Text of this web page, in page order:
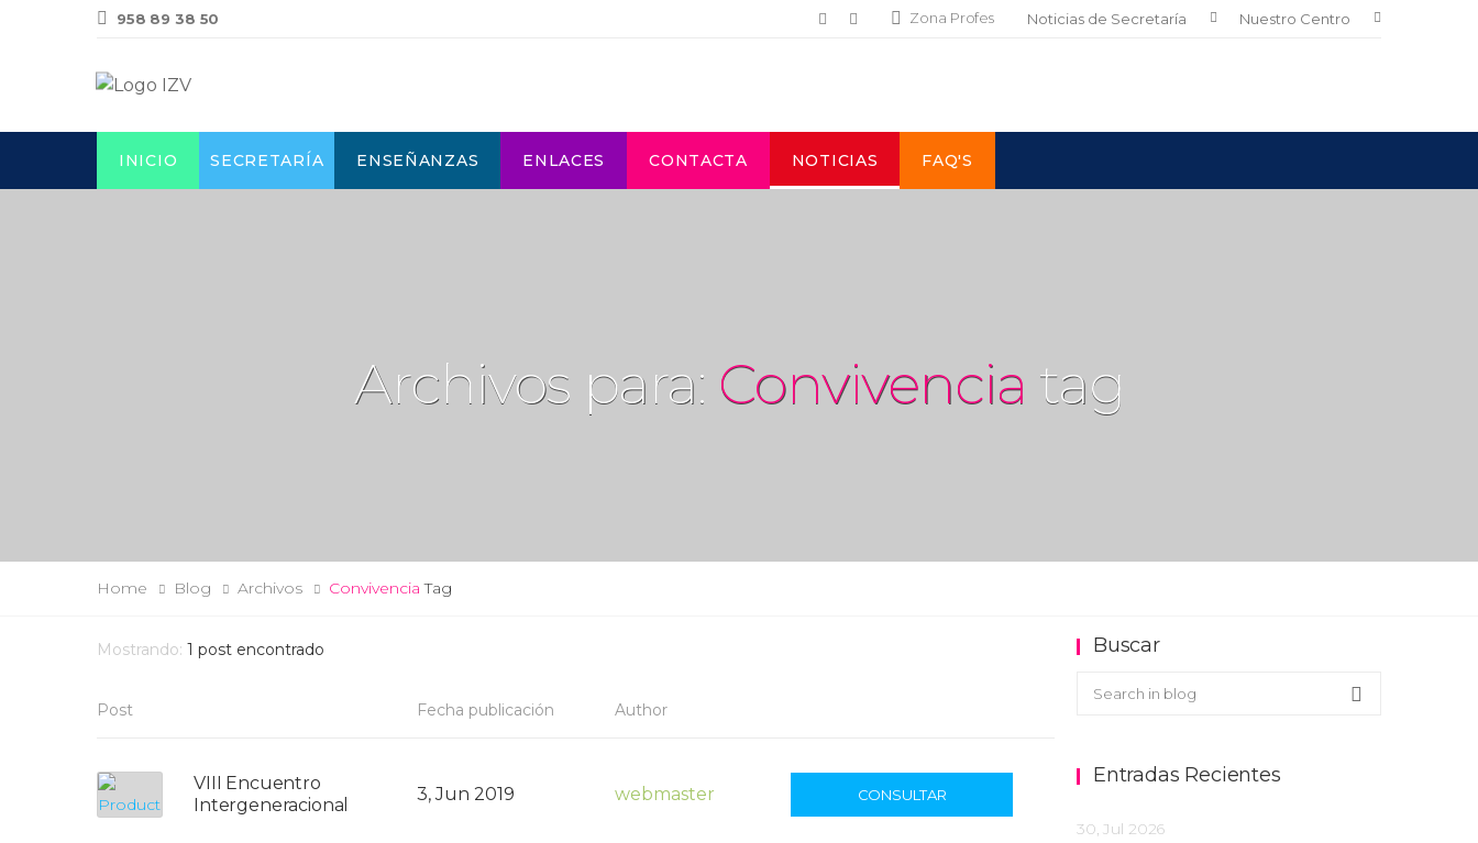
958 89 38 50 Zona Profes Noticias de Secretaría Nuestro Centro
INICIO SECRETARÍA ENSEÑANZAS ENLACES CONTACTA NOTICIAS FAQ'S
Archivos para: Convivencia tag
Home Blog Archivos Convivencia Tag
Mostrando: 1 post encontrado
Post Fecha publicación Author
VIII Encuentro
Intergeneracional
3, Jun 2019 webmaster CONSULTAR
Buscar
Buscar en el blog
Search
Entradas Recientes
30, Jul 2026